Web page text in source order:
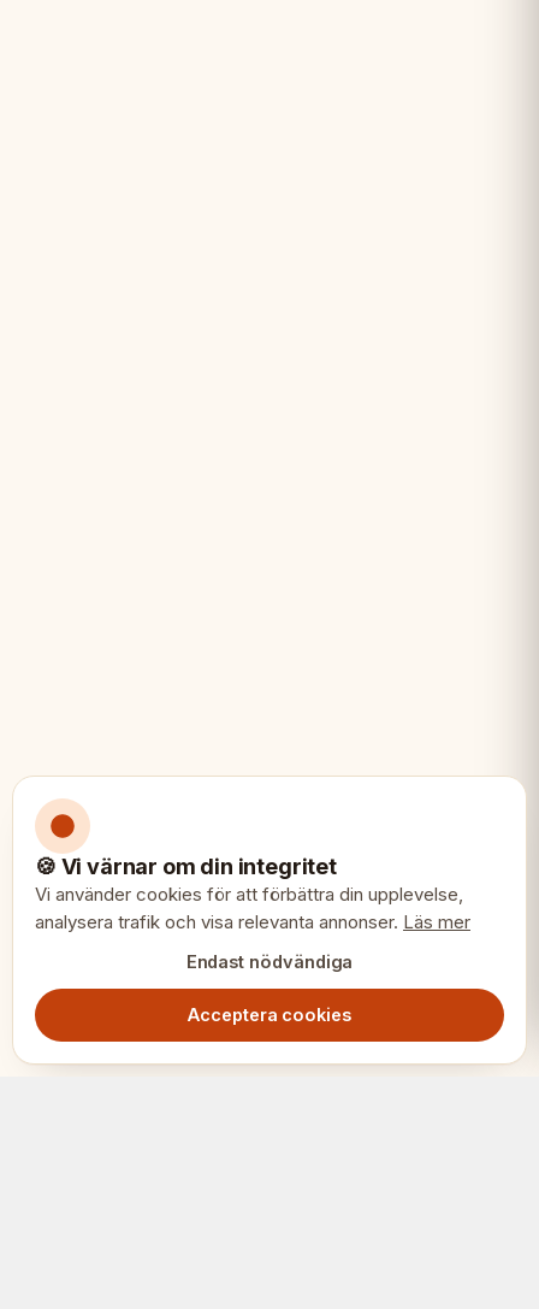
🍪 Vi värnar om din integritet
Vi använder cookies för att förbättra din upplevelse,
analysera trafik och visa relevanta annonser. Läs mer
Endast nödvändiga
Acceptera cookies